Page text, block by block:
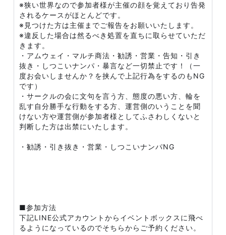
※狭い世界なので参加者様が主催の顔を覚えており告発
されるケースがほとんどです。
※見つけた方は主催までご報告をお願いいたします。
※違反した場合は然るべき処置を直ちに取らせていただ
きます。
・アムウェイ・マルチ商法・勧誘・営業・告知・引き
抜き・しつこいナンパ・暴言など一切禁止です！（一
度お会いしませんか？を挟んで上記行為をするのもNG
です）
・サークルの会に文句を言う方、態度の悪い方、輪を
乱す自分勝手な行動をする方、運営側のいうことを聞
けない方や運営側が参加者様としてふさわしくないと
判断した方は出禁にいたします。
・勧誘・引き抜き・営業・しつこいナンパNG
■参加方法
下記LINE公式アカウントからイベントボックスに飛べ
るようになっているのでそちらからご予約ください。